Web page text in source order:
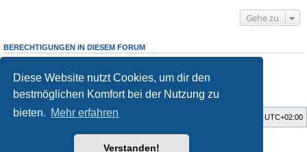
Diese Website nutzt Cookies, um dir den
bestmöglichen Komfort bei der Nutzung zu
bieten. Mehr erfahren
Verstanden!
Gehe zu
BERECHTIGUNGEN IN DIESEM FORUM
Du darfst deine Beiträge in diesem Forumnichtändern.
Du darfst deine Beiträge in diesem Forum
nicht
löschen.
Du darfst keineDateianhänge in diesem Forum erstellen.
Foren-Übersicht UTC+02:00
forum tricolor tv
Powered byphpBB® Forum Software © phpBB Limited